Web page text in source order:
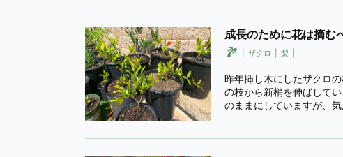
成長のために花は摘む
ザクロ 梨
昨年挿し木にしたザクロ
の枝から新梢を伸ばして
のままにしていますが、